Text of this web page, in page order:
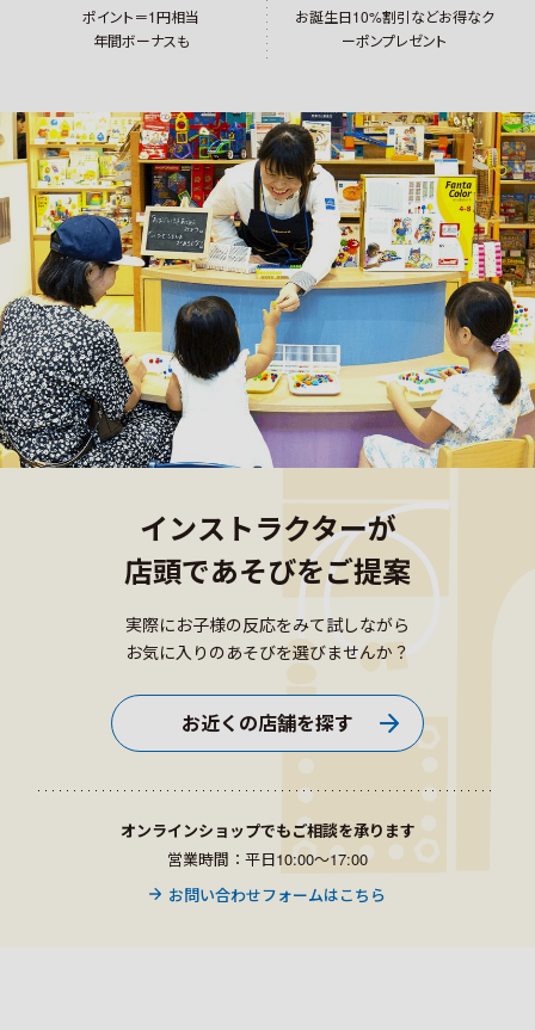
ポイント＝1円相当
年間ボーナスも
お誕生日10%割引などお得なク
ーポンプレゼント
インストラクターが
店頭であそびをご提案
実際にお子様の反応をみて試しながら
お気に入りのあそびを選びませんか？
お近くの店舗を探す
オンラインショップでもご相談を承ります
営業時間：平日10:00〜17:00
お問い合わせフォームはこちら